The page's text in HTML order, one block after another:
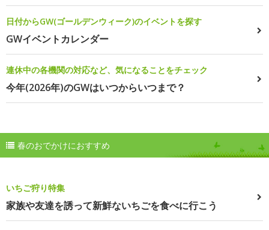
日付からGW(ゴールデンウィーク)のイベントを探す
GWイベントカレンダー
連休中の各機関の対応など、気になることをチェック
今年(2026年)のGWはいつからいつまで？
春のおでかけにおすすめ
いちご狩り特集
家族や友達を誘って新鮮ないちごを食べに行こう